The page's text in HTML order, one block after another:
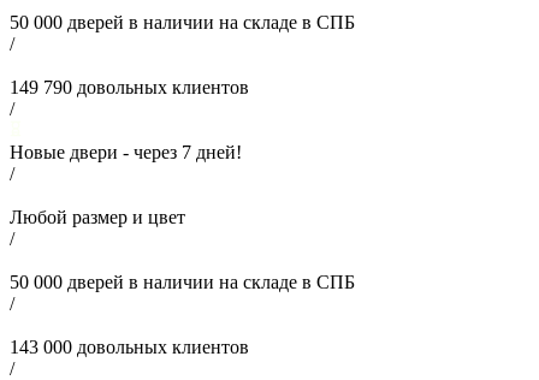
50 000 дверей в наличии на складе в СПБ
/
149 790 довольных клиентов
/
Новые двери - через 7 дней!
/
Любой размер и цвет
/
50 000 дверей в наличии на складе в СПБ
/
143 000 довольных клиентов
/